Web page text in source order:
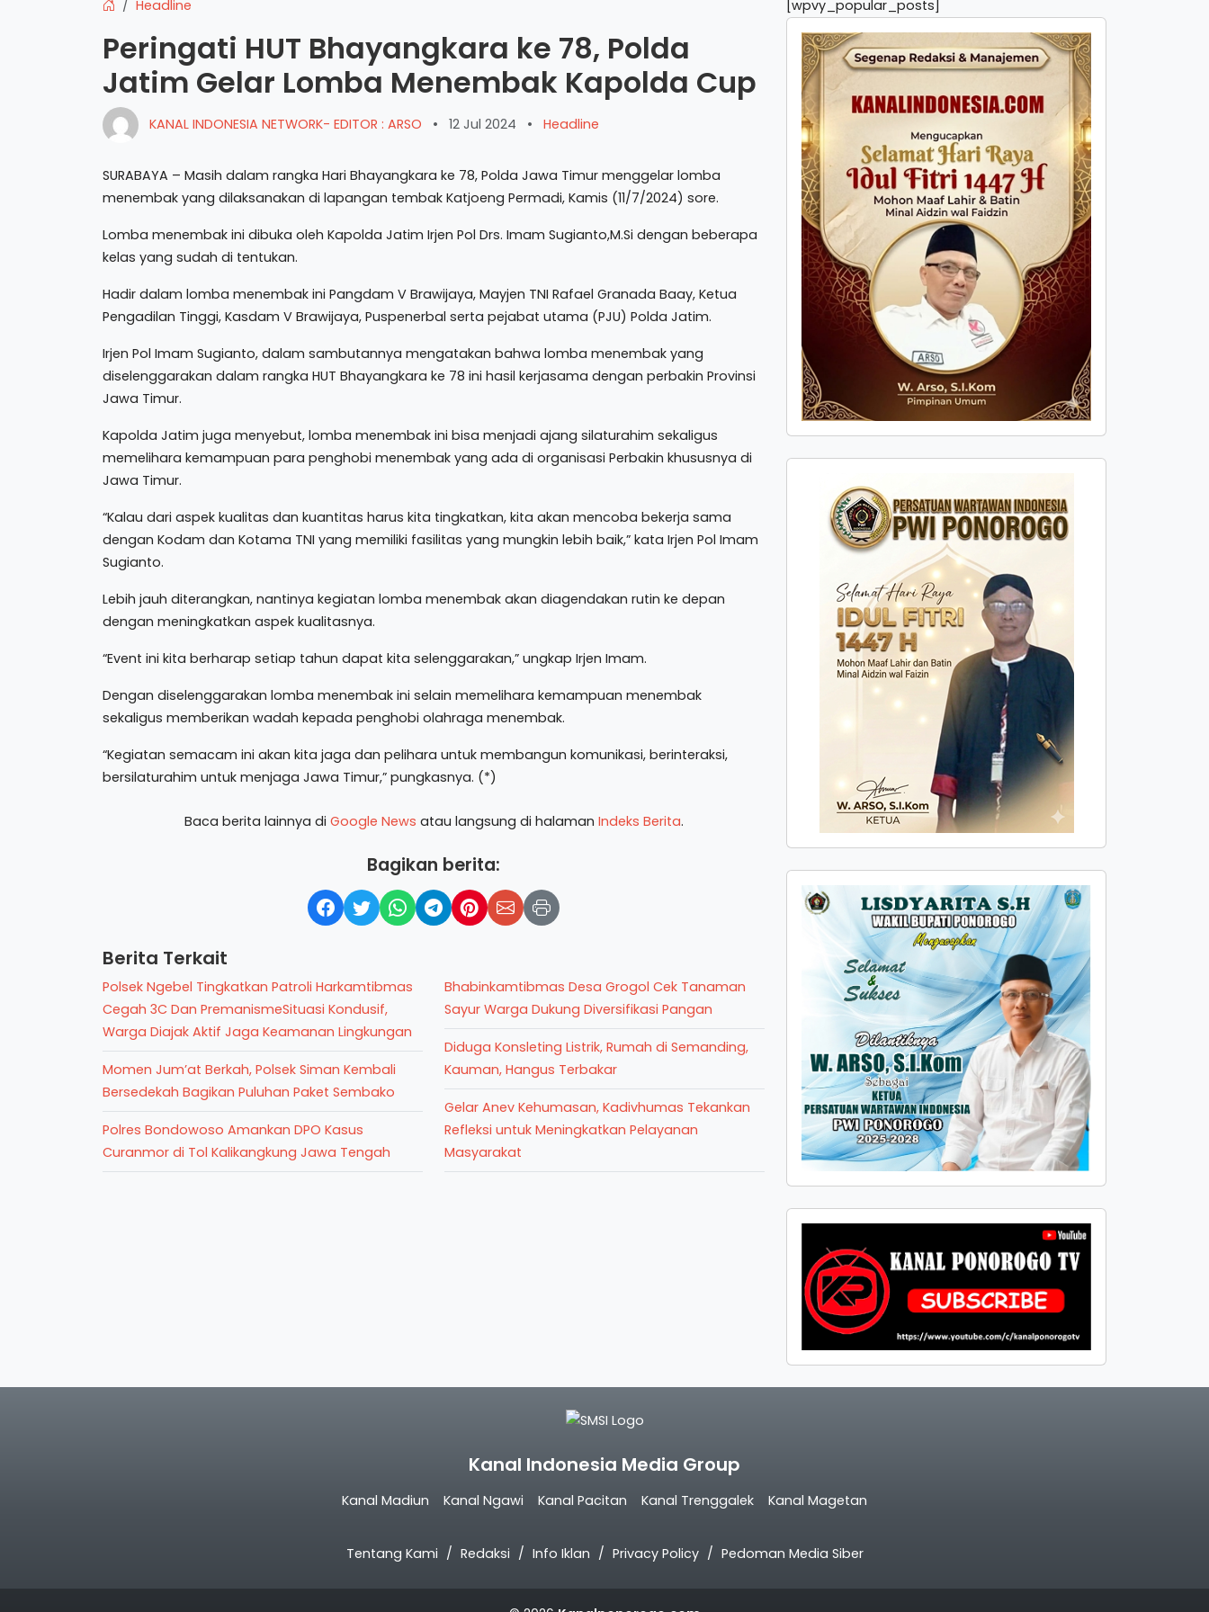
Headline
Peringati HUT Bhayangkara ke 78, Polda
Jatim Gelar Lomba Menembak Kapolda Cup
KANAL INDONESIA NETWORK- EDITOR : ARSO • 12 Jul 2024 • Headline
SURABAYA – Masih dalam rangka Hari Bhayangkara ke 78, Polda Jawa Timur menggelar lomba
menembak yang dilaksanakan di lapangan tembak Katjoeng Permadi, Kamis (11/7/2024) sore.
Lomba menembak ini dibuka oleh Kapolda Jatim Irjen Pol Drs. Imam Sugianto,M.Si dengan beberapa
kelas yang sudah di tentukan.
Hadir dalam lomba menembak ini Pangdam V Brawijaya, Mayjen TNI Rafael Granada Baay, Ketua
Pengadilan Tinggi, Kasdam V Brawijaya, Puspenerbal serta pejabat utama (PJU) Polda Jatim.
Irjen Pol Imam Sugianto, dalam sambutannya mengatakan bahwa lomba menembak yang
diselenggarakan dalam rangka HUT Bhayangkara ke 78 ini hasil kerjasama dengan perbakin Provinsi
Jawa Timur.
Kapolda Jatim juga menyebut, lomba menembak ini bisa menjadi ajang silaturahim sekaligus
memelihara kemampuan para penghobi menembak yang ada di organisasi Perbakin khususnya di
Jawa Timur.
“Kalau dari aspek kualitas dan kuantitas harus kita tingkatkan, kita akan mencoba bekerja sama
dengan Kodam dan Kotama TNI yang memiliki fasilitas yang mungkin lebih baik,” kata Irjen Pol Imam
Sugianto.
Lebih jauh diterangkan, nantinya kegiatan lomba menembak akan diagendakan rutin ke depan
dengan meningkatkan aspek kualitasnya.
“Event ini kita berharap setiap tahun dapat kita selenggarakan,” ungkap Irjen Imam.
Dengan diselenggarakan lomba menembak ini selain memelihara kemampuan menembak
sekaligus memberikan wadah kepada penghobi olahraga menembak.
“Kegiatan semacam ini akan kita jaga dan pelihara untuk membangun komunikasi, berinteraksi,
bersilaturahim untuk menjaga Jawa Timur,” pungkasnya. (*)
Baca berita lainnya di Google News atau langsung di halaman Indeks Berita.
Bagikan berita:
Berita Terkait
Polsek Ngebel Tingkatkan Patroli Harkamtibmas
Cegah 3C Dan PremanismeSituasi Kondusif,
Warga Diajak Aktif Jaga Keamanan Lingkungan
Momen Jum’at Berkah, Polsek Siman Kembali
Bersedekah Bagikan Puluhan Paket Sembako
Polres Bondowoso Amankan DPO Kasus
Curanmor di Tol Kalikangkung Jawa Tengah
Bhabinkamtibmas Desa Grogol Cek Tanaman
Sayur Warga Dukung Diversifikasi Pangan
Diduga Konsleting Listrik, Rumah di Semanding,
Kauman, Hangus Terbakar
Gelar Anev Kehumasan, Kadivhumas Tekankan
Refleksi untuk Meningkatkan Pelayanan
Masyarakat
[wpvy_popular_posts]
Kanal Indonesia Media Group
Kanal Madiun Kanal Ngawi Kanal Pacitan Kanal Trenggalek Kanal Magetan
Tentang Kami Redaksi Info Iklan Privacy Policy Pedoman Media Siber